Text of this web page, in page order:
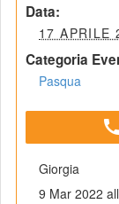
Data:
17 APRILE
Categoria
Pasqua
call
Giorgia
9 Mar 2022